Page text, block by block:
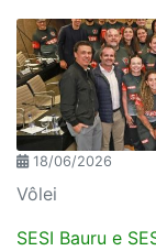
18/06/2026
Vôlei
SESI Bauru e